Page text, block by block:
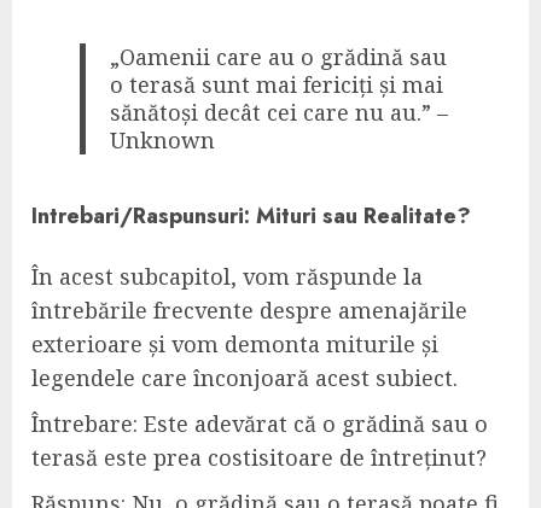
„Oamenii care au o grădină sau
o terasă sunt mai fericiți și mai
sănătoși decât cei care nu au.” –
Unknown
Intrebari/Raspunsuri: Mituri sau Realitate?
În acest subcapitol, vom răspunde la
întrebările frecvente despre amenajările
exterioare și vom demonta miturile și
legendele care înconjoară acest subiect.
Întrebare: Este adevărat că o grădină sau o
terasă este prea costisitoare de întreținut?